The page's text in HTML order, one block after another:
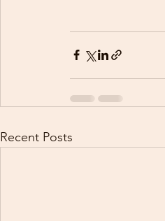
Recent Posts